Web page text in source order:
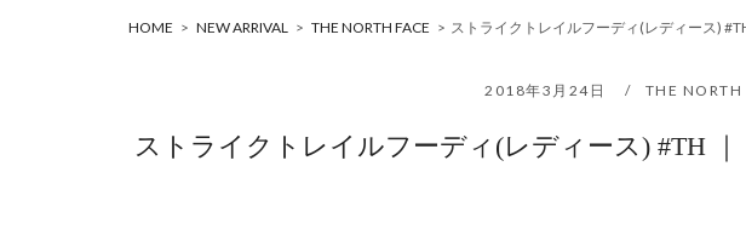
HOME > NEW ARRIVAL > THE NORTH FACE > ストライクトレイルフーディ(レディース)
2018年3月24日 THE NORTH
ストライクトレイルフーディ(レディース) #TH